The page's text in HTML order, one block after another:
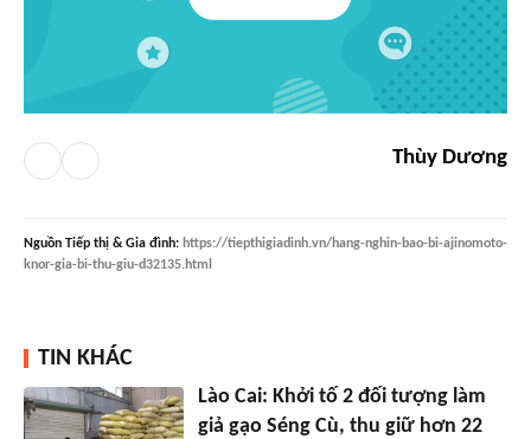
Thùy Dương
Nguồn Tiếp thị & Gia đình: https://tiepthigiadinh.vn/hang-nghin-bao-bi-ajinomoto-
knor-gia-bi-thu-giu-d32135.html
TIN KHÁC
Lào Cai: Khởi tố 2 đối tượng làm
giả gạo Séng Cù, thu giữ hơn 22